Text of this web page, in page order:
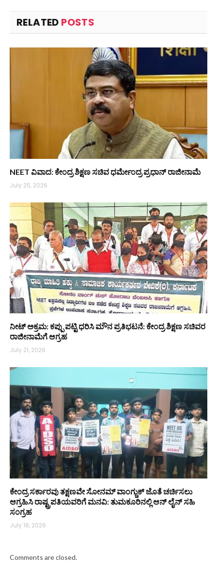
RELATED POSTS
NEET ವಿವಾದ: ಕೇಂದ್ರ ಶಿಕ್ಷಣ ಸಚಿವ ಧರ್ಮೇಂದ್ರ ಪ್ರಧಾನ್ ರಾಜೀನಾಮೆ
July 25, 2026
ನೀಟ್ ಅಕ್ರಮ: ಕಪ್ಪು ಪಟ್ಟಿ ಧರಿಸಿ ಮೌನ ಪ್ರತಿಭಟನೆ: ಕೇಂದ್ರ ಶಿಕ್ಷಣ ಸಚಿವರ
ರಾಜೀನಾಮೆಗೆ ಆಗ್ರಹ
July 21, 2026
ಕೇಂದ್ರ ಸರ್ಕಾರವು ತಕ್ಷಣವೇ ಸೋನಮ್ ವಾಂಗ್ಚುಕ್ ಜೊತೆ ಚರ್ಚಿಸಲು
ಆಗ್ರಹಿಸಿ ರಾಷ್ಟ್ರಪತಿಯವರಿಗೆ ಮನವಿ: ತುಮಕೂರಿನಲ್ಲಿ ಆನ್‌ ಲೈನ್ ಸಹಿ
ಸಂಗ್ರಹ
July 18, 2026
Comments are closed.